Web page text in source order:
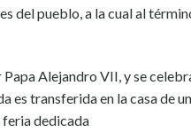
del pueblo, a la cual al
Alejandro VII, y se
es transferida en la casa de
feria dedicada